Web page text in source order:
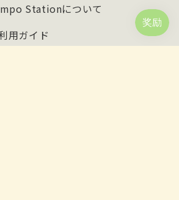
Stationについて
用ガイド